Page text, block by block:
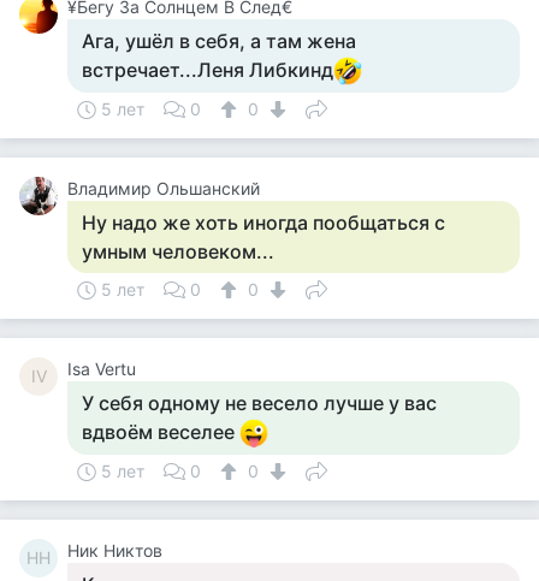
¥Бегу За Солнцем В След€
Ага, ушёл в себя, а там жена
встречает...Леня Либкинд
5 лет 0 0
Владимир Ольшанский
Ну надо же хоть иногда пообщаться с
умным человеком...
5 лет 0 0
IV Isa Vertu
У себя одному не весело лучше у вас
вдвоём веселее
5 лет 0 0
НН Ник Никтов